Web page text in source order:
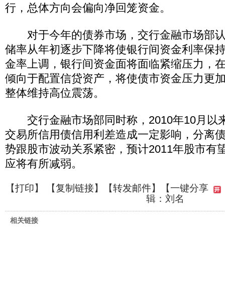
行，总体方向会偏向净回笼资金。
对于今年的债券市场，交行金融市场部
储率从年初逐步下降将使银行间资金利率保
金率上调，银行间资金面将面临紧缩压力，
倾向于配置信贷资产，将使债市资金压力更
整体维持高位震荡。
交行金融市场部同时称，2010年10月以
交易所信用债信用利差造成一定影响，分离
势跟股市波动关系紧密，预计2011年股市有
应将有所减弱。
【打印】 【复制链接】【转发邮件】
【一键分享
辑：刘名
相关链接